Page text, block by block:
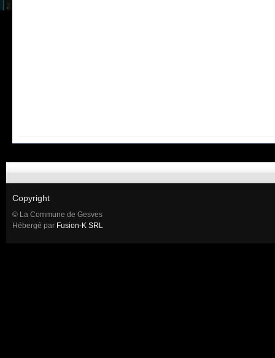
Copyright
© La Commune de Gesves
Hébergé par Fusion-K SRL